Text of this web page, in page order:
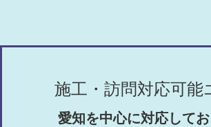
施工・訪問対応可能
愛知を中心に対応して